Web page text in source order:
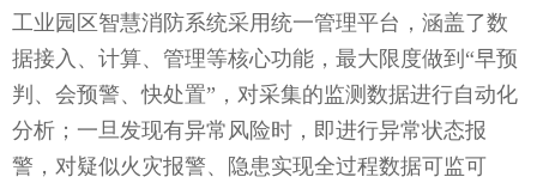
工业园区智慧消防系统采用统一管理平台，涵盖了数
据接入、计算、管理等核心功能，最大限度做到“早预
判、会预警、快处置”，对采集的监测数据进行自动化
分析；一旦发现有异常风险时，即进行异常状态报
警，对疑似火灾报警、隐患实现全过程数据可监可